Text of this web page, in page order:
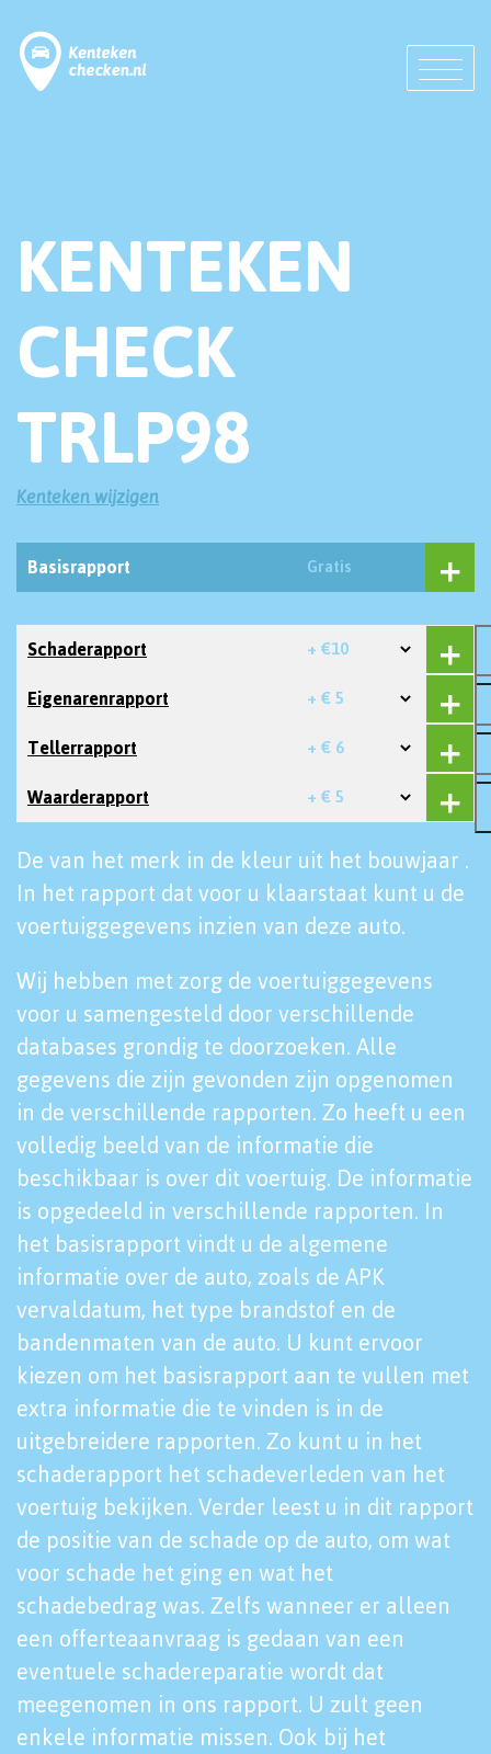
KENTEKEN
CHECK
TRLP98
Kenteken wijzigen
Basisrapport Gratis
Schaderapport + €10
Eigenarenrapport + € 5
Tellerrapport + € 6
Waarderapport + € 5
De van het merk in de kleur uit het bouwjaar .
In het rapport dat voor u klaarstaat kunt u de
voertuiggegevens inzien van deze auto.
Wij hebben met zorg de voertuiggegevens
voor u samengesteld door verschillende
databases grondig te doorzoeken. Alle
gegevens die zijn gevonden zijn opgenomen
in de verschillende rapporten. Zo heeft u een
volledig beeld van de informatie die
beschikbaar is over dit voertuig. De informatie
is opgedeeld in verschillende rapporten. In
het basisrapport vindt u de algemene
informatie over de auto, zoals de APK
vervaldatum, het type brandstof en de
bandenmaten van de auto. U kunt ervoor
kiezen om het basisrapport aan te vullen met
extra informatie die te vinden is in de
uitgebreidere rapporten. Zo kunt u in het
schaderapport het schadeverleden van het
voertuig bekijken. Verder leest u in dit rapport
de positie van de schade op de auto, om wat
voor schade het ging en wat het
schadebedrag was. Zelfs wanneer er alleen
een offerteaanvraag is gedaan van een
eventuele schadereparatie wordt dat
meegenomen in ons rapport. U zult geen
enkele informatie missen. Ook bij het